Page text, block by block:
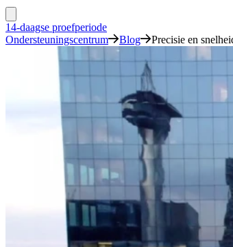
14-daagse proefperiode
Ondersteuningscentrum
Blog Precisie en